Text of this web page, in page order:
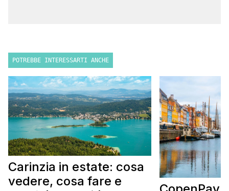
POTREBBE INTERESSARTI ANCHE
Carinzia in estate: cosa
vedere, cosa fare e